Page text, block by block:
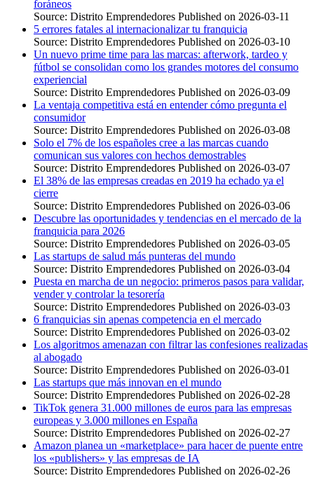
foráneos
Source: Distrito Emprendedores Published on 2026-03-11
5 errores fatales al internacionalizar tu franquicia
Source: Distrito Emprendedores Published on 2026-03-10
Un nuevo prime time para las marcas: afterwork, tardeo y
fútbol se consolidan como los grandes motores del consumo
experiencial
Source: Distrito Emprendedores Published on 2026-03-09
La ventaja competitiva está en entender cómo pregunta el
consumidor
Source: Distrito Emprendedores Published on 2026-03-08
Solo el 7% de los españoles cree a las marcas cuando
comunican sus valores con hechos demostrables
Source: Distrito Emprendedores Published on 2026-03-07
El 38% de las empresas creadas en 2019 ha echado ya el
cierre
Source: Distrito Emprendedores Published on 2026-03-06
Descubre las oportunidades y tendencias en el mercado de la
franquicia para 2026
Source: Distrito Emprendedores Published on 2026-03-05
Las startups de salud más punteras del mundo
Source: Distrito Emprendedores Published on 2026-03-04
Puesta en marcha de un negocio: primeros pasos para validar,
vender y controlar la tesorería
Source: Distrito Emprendedores Published on 2026-03-03
6 franquicias sin apenas competencia en el mercado
Source: Distrito Emprendedores Published on 2026-03-02
Los algoritmos amenazan con filtrar las confesiones realizadas
al abogado
Source: Distrito Emprendedores Published on 2026-03-01
Las startups que más innovan en el mundo
Source: Distrito Emprendedores Published on 2026-02-28
TikTok genera 31.000 millones de euros para las empresas
europeas y 3.000 millones en España
Source: Distrito Emprendedores Published on 2026-02-27
Amazon planea un «marketplace» para hacer de puente entre
los «publishers» y las empresas de IA
Source: Distrito Emprendedores Published on 2026-02-26